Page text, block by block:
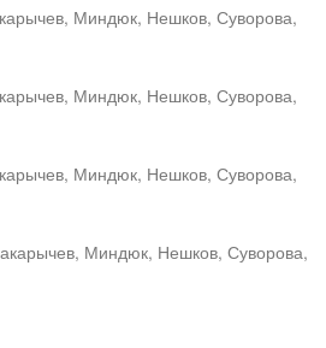
Миндюк, Нешков, Суворова,
Миндюк, Нешков, Суворова,
Миндюк, Нешков, Суворова,
Миндюк, Нешков, Суворова,